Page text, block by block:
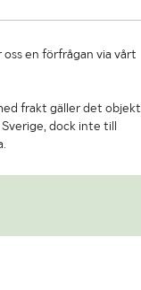
en förfrågan via vårt
frakt gäller det objekt
dock inte till